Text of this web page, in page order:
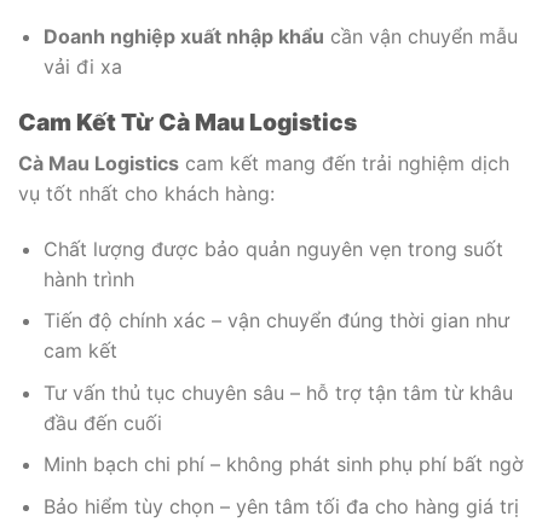
Doanh nghiệp xuất nhập khẩu cần vận chuyển mẫu
vải đi xa
Cam Kết Từ Cà Mau Logistics
Cà Mau Logistics cam kết mang đến trải nghiệm dịch
vụ tốt nhất cho khách hàng:
Chất lượng được bảo quản nguyên vẹn trong suốt
hành trình
Tiến độ chính xác – vận chuyển đúng thời gian như
cam kết
Tư vấn thủ tục chuyên sâu – hỗ trợ tận tâm từ khâu
đầu đến cuối
Minh bạch chi phí – không phát sinh phụ phí bất ngờ
Bảo hiểm tùy chọn – yên tâm tối đa cho hàng giá trị